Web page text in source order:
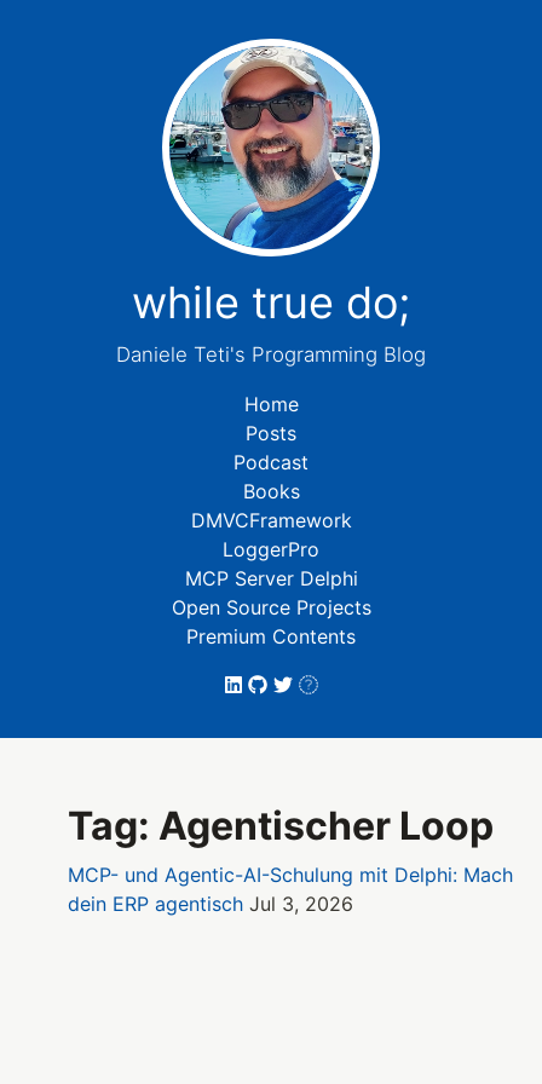
while true do;
Daniele Teti's Programming Blog
Home
Posts
Podcast
Books
DMVCFramework
LoggerPro
MCP Server Delphi
Open Source Projects
Premium Contents
Tag: Agentischer Loop
MCP- und Agentic-AI-Schulung mit Delphi: Mach
dein ERP agentisch Jul 3, 2026